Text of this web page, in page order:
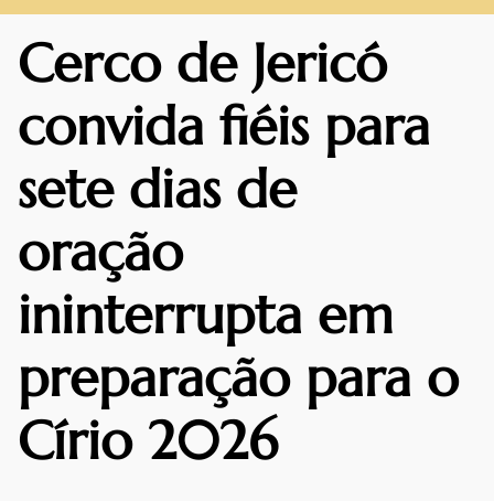
Cerco de Jericó
convida fiéis para
sete dias de
oração
ininterrupta em
preparação para o
Círio 2026